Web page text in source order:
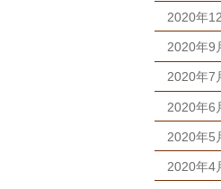
2020年
2020年9
2020年7
2020年6
2020年5
2020年4